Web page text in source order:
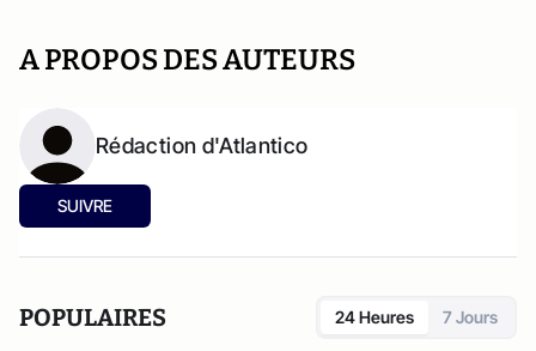
A PROPOS DES AUTEURS
Rédaction d'Atlantico
SUIVRE
POPULAIRES 24 Heures 7 Jours